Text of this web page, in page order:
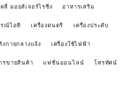
ลี่ มอยส์เจอร์ไรซิ่ง อาหารเสริม
ณ์ไอที เครื่องดนตรี เครื่องประดับ
กายกลางแจ้ง เครื่องใช้ไฟฟ้า
รขายสินค้า แฟชั่นออนไลน์ โทรทัศน์